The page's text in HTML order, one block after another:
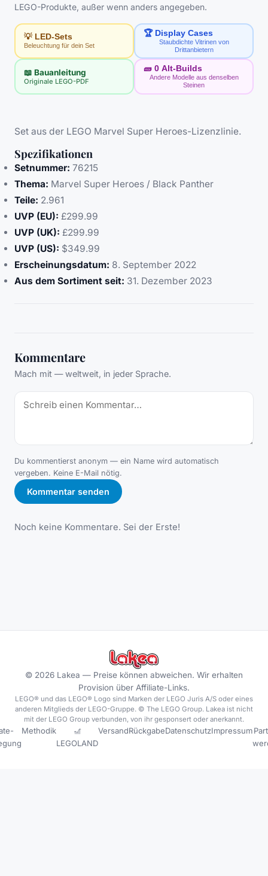
LEGO-Produkte, außer wenn anders angegeben.
💡 LED-Sets
Beleuchtung für dein Set
🏆 Display Cases
Staubdichte Vitrinen von
Drittanbietern
📖 Bauanleitung
Originale LEGO-PDF
🧱 0 Alt-Builds
Andere Modelle aus denselben
Steinen
Set aus der LEGO Marvel Super Heroes-Lizenzlinie.
Spezifikationen
Setnummer: 76215
Thema: Marvel Super Heroes / Black Panther
Teile: 2.961
UVP (EU): £299.99
UVP (UK): £299.99
UVP (US): $349.99
Erscheinungsdatum: 8. September 2022
Aus dem Sortiment seit: 31. Dezember 2023
Kommentare
Mach mit — weltweit, in jeder Sprache.
Du kommentierst anonym — ein Name wird automatisch
vergeben. Keine E-Mail nötig.
Kommentar senden
Noch keine Kommentare. Sei der Erste!
© 2026 Lakea — Preise können abweichen. Wir erhalten
Provision über Affiliate-Links.
LEGO® und das LEGO® Logo sind Marken der LEGO Juris A/S oder eines
anderen Mitglieds der LEGO-Gruppe. © The LEGO Group. Lakea ist nicht
mit der LEGO Group verbunden, von ihr gesponsert oder anerkannt.
Methodik
🎢
LEGOLAND
VersandRückgabeDatenschutzImpressum